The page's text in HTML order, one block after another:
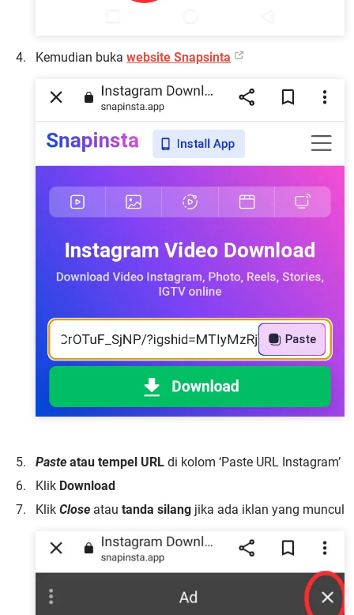
Kemudian buka website Snapsinta
Paste atau tempel URL di kolom ‘Paste URL Instagram’
Klik Download
Klik Close atau tanda silang jika ada iklan yang muncul